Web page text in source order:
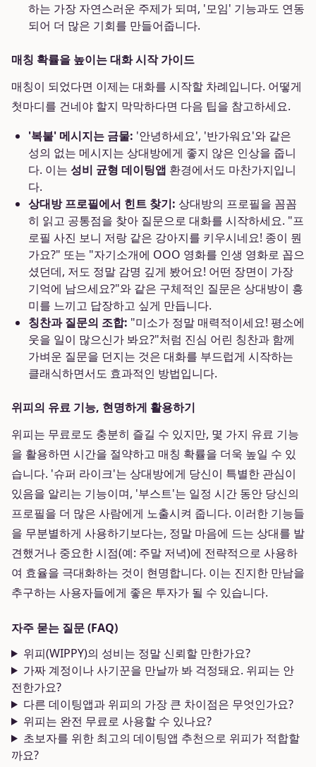
하는 가장 자연스러운 주제가 되며, '모임' 기능과도 연동
되어 더 많은 기회를 만들어줍니다.
매칭 확률을 높이는 대화 시작 가이드
매칭이 되었다면 이제는 대화를 시작할 차례입니다. 어떻게
첫마디를 건네야 할지 막막하다면 다음 팁을 참고하세요.
'복붙' 메시지는 금물: '안녕하세요', '반가워요'와 같은
성의 없는 메시지는 상대방에게 좋지 않은 인상을 줍니
다. 이는 성비 균형 데이팅앱 환경에서도 마찬가지입니
다.
상대방 프로필에서 힌트 찾기: 상대방의 프로필을 꼼꼼
히 읽고 공통점을 찾아 질문으로 대화를 시작하세요. "프
로필 사진 보니 저랑 같은 강아지를 키우시네요! 종이 뭔
가요?" 또는 "자기소개에 OOO 영화를 인생 영화로 꼽으
셨던데, 저도 정말 감명 깊게 봤어요! 어떤 장면이 가장
기억에 남으세요?"와 같은 구체적인 질문은 상대방이 흥
미를 느끼고 답장하고 싶게 만듭니다.
칭찬과 질문의 조합: "미소가 정말 매력적이세요! 평소에
웃을 일이 많으신가 봐요?"처럼 진심 어린 칭찬과 함께
가벼운 질문을 던지는 것은 대화를 부드럽게 시작하는
클래식하면서도 효과적인 방법입니다.
위피의 유료 기능, 현명하게 활용하기
위피는 무료로도 충분히 즐길 수 있지만, 몇 가지 유료 기능
을 활용하면 시간을 절약하고 매칭 확률을 더욱 높일 수 있
습니다. '슈퍼 라이크'는 상대방에게 당신이 특별한 관심이
있음을 알리는 기능이며, '부스트'는 일정 시간 동안 당신의
프로필을 더 많은 사람에게 노출시켜 줍니다. 이러한 기능들
을 무분별하게 사용하기보다는, 정말 마음에 드는 상대를 발
견했거나 중요한 시점(예: 주말 저녁)에 전략적으로 사용하
여 효율을 극대화하는 것이 현명합니다. 이는 진지한 만남을
추구하는 사용자들에게 좋은 투자가 될 수 있습니다.
자주 묻는 질문 (FAQ)
위피(WIPPY)의 성비는 정말 신뢰할 만한가요?
가짜 계정이나 사기꾼을 만날까 봐 걱정돼요. 위피는 안
전한가요?
다른 데이팅앱과 위피의 가장 큰 차이점은 무엇인가요?
위피는 완전 무료로 사용할 수 있나요?
초보자를 위한 최고의 데이팅앱 추천으로 위피가 적합할
까요?